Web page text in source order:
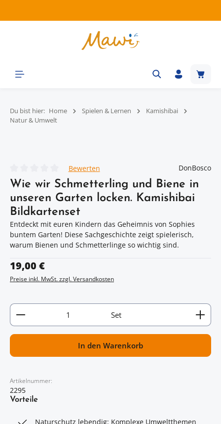
Du bist hier: Home Spielen & Lernen
Kamishibai
Natur & Umwelt
Durchschnittliche Bewertung von 0 von 5 Sternen
Bewerten DonBosco
Wie wir Schmetterling und Biene in
unseren Garten locken. Kamishibai
Bildkartenset
Entdeckt mit euren Kindern das Geheimnis von Sophies
buntem Garten! Diese Sachgeschichte zeigt spielerisch,
warum Bienen und Schmetterlinge so wichtig sind.
Regulärer Preis:
19,00 €
Preise inkl. MwSt. zzgl. Versandkosten
Artikel Anzahl: Gib den gewünschten Wert ein
Set
In den Warenkorb
Artikelnummer:
2295
Vorteile
Naturschutz lebendig: Komplexe Umweltthemen